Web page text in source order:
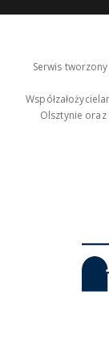
Serwis
Olsztynie